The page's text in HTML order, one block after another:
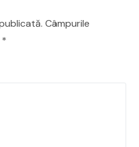
Câmpurile
*